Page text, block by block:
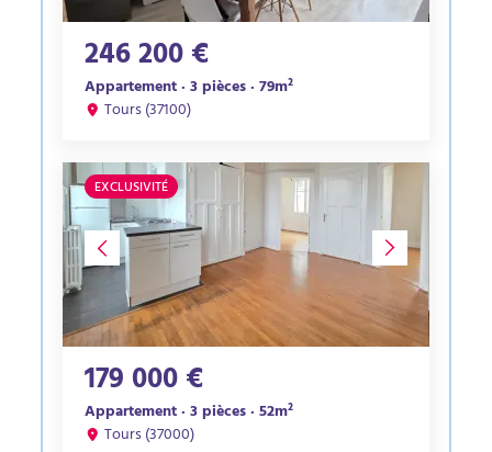
246 200 €
Appartement · 3 pièces · 79m²
Tours (37100)
EXCLUSIVITÉ
179 000 €
Appartement · 3 pièces · 52m²
Tours (37000)